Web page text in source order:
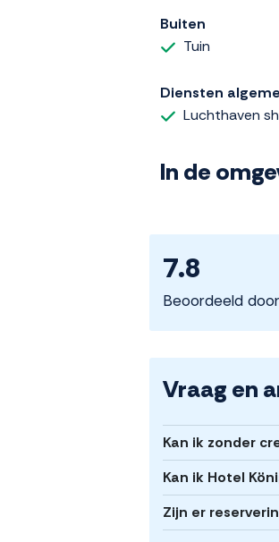
Buiten
Tuin
Diensten
Luchthaven
In de
7.8
Beoordeeld
Vraag en
Kan ik zonder
Kan ik Hotel
Zijn er